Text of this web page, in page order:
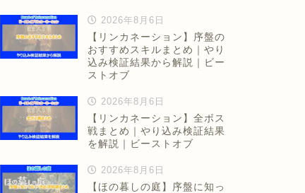
2026年8月6日
【リンカネーション】序盤の
おすすめスキルまとめ｜やり
込み検証結果から解説｜ビー
ストオブ
2026年8月6日
【リンカネーション】全ボス
戦まとめ｜やり込み検証結果
を解説｜ビーストオブ
2026年8月6日
【ほの暮しの庭】序盤に知っ